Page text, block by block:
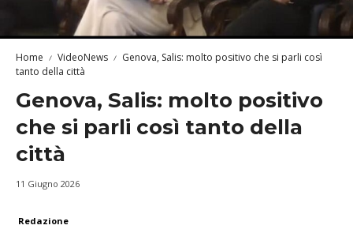
Home VideoNews
Genova, Salis: molto positivo che si parli così
tanto della città
Genova, Salis: molto positivo
che si parli così tanto della
città
11 Giugno 2026
Redazione